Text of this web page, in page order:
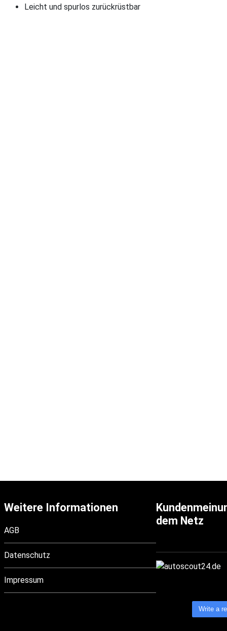
Leicht und spurlos zurückrüstbar
Weitere Informationen
AGB
Datenschutz
Impressum
dem Netz
Write a